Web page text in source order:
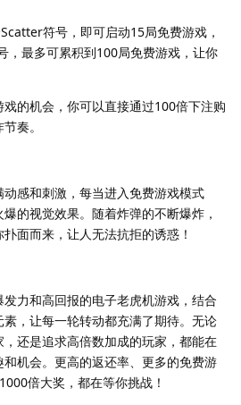
符号，即可启动15局免费游戏，
，最多可累积到100局免费游戏，让你
的机会，你可以直接通过100倍下注购
奏。
动感和刺激，每当进入免费游戏模式
的视觉效果。随着炸弹的不断爆炸，
面而来，让人无法抗拒的诱惑！
发力和高回报的电子老虎机游戏，结合
，让每一轮转动都充满了期待。无论
还是追求高倍数加成的玩家，都能在
机会。更高的返还率、更多的免费游
倍大奖，都在等你挑战！